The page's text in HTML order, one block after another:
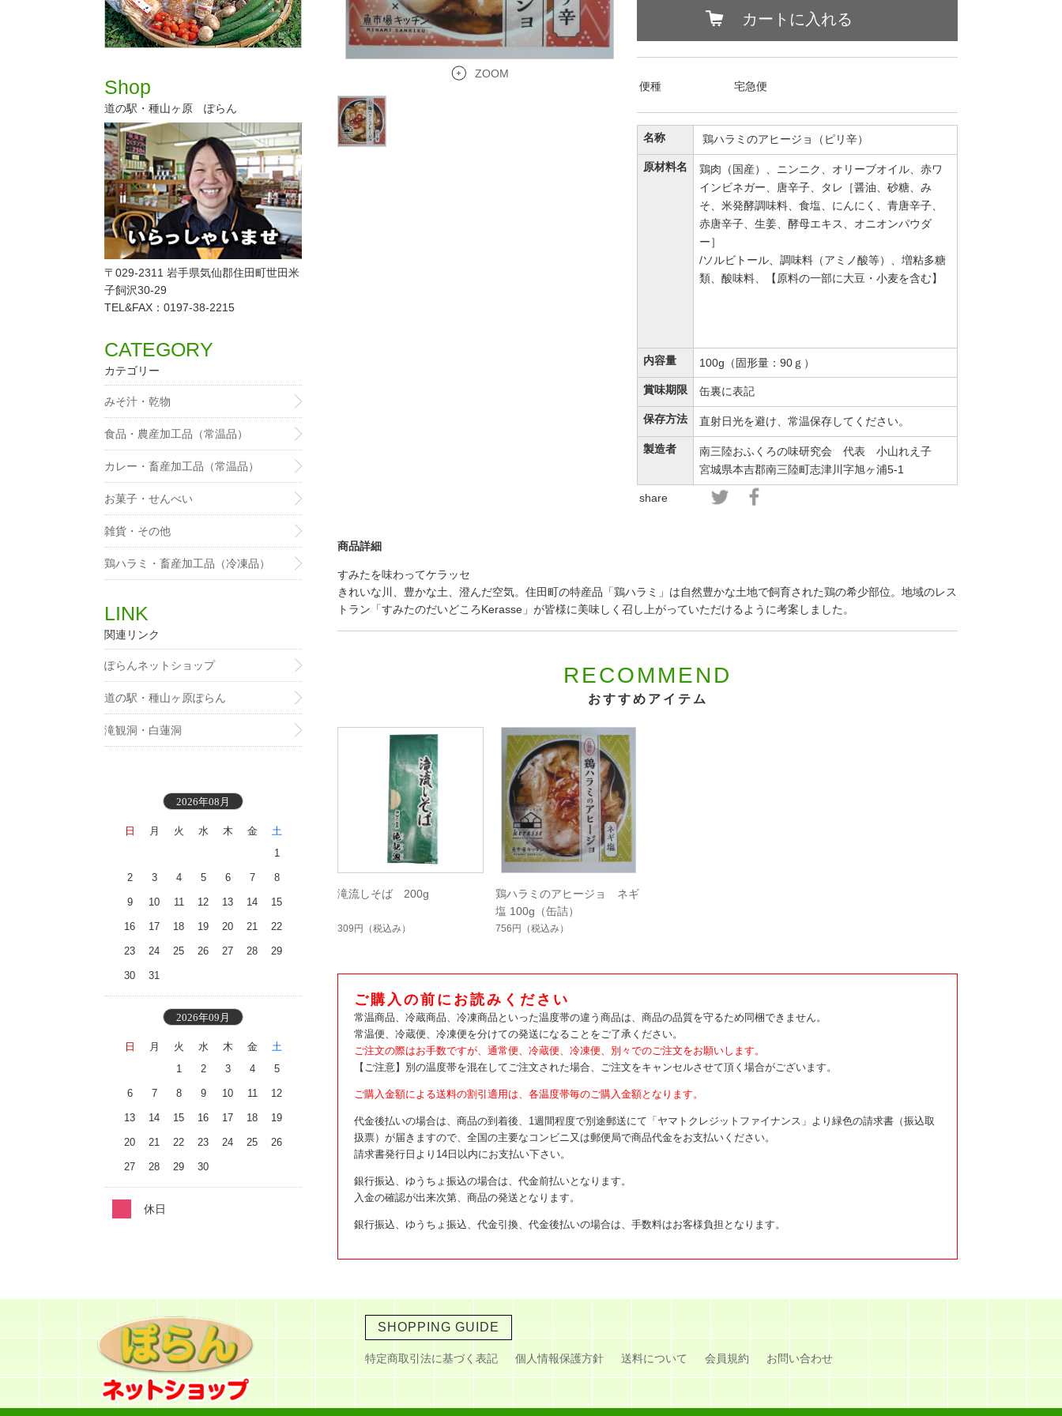
ZOOM
カートに入れる
便種 宅急便
名称 鶏ハラミのアヒージョ（ピリ辛）
原材料名
鶏肉（国産）、ニンニク、オリーブオイル、赤ワ
インビネガー、唐辛子、タレ［醤油、砂糖、み
そ、米発酵調味料、食塩、にんにく、青唐辛子、
赤唐辛子、生姜、酵母エキス、オニオンパウダ
ー］
/ソルビトール、調味料（アミノ酸等）、増粘多糖
類、酸味料、【原料の一部に大豆・小麦を含む】
内容量 100g（固形量：90ｇ）
賞味期限 缶裏に表記
保存方法 直射日光を避け、常温保存してください。
製造者 南三陸おふくろの味研究会 代表 小山れえ子
宮城県本吉郡南三陸町志津川字旭ヶ浦5-1
share
商品詳細
すみたを味わってケラッセ
きれいな川、豊かな土、澄んだ空気。住田町の特産品「鶏ハラミ」は自然豊かな土地で飼育された鶏の希少部位。地域のレス
トラン「すみたのだいどころKerasse」が皆様に美味しく召し上がっていただけるように考案しました。
RECOMMEND
おすすめアイテム
滝流しそば 200g
309円 （税込み）
鶏ハラミのアヒージョ ネギ
塩 100g（缶詰）
756円 （税込み）
ご購入の前にお読みください
常温商品、冷蔵商品、冷凍商品といった温度帯の違う商品は、商品の品質を守るため同梱できません。
常温便、冷蔵便、冷凍便を分けての発送になることをご了承ください。
ご注文の際はお手数ですが、通常便、冷蔵便、冷凍便、別々でのご注文をお願いします。
【ご注意】別の温度帯を混在してご注文された場合、ご注文をキャンセルさせて頂く場合がございます。
ご購入金額による送料の割引適用は、各温度帯毎のご購入金額となります。
代金後払いの場合は、商品の到着後、1週間程度で別途郵送にて「ヤマトクレジットファイナンス」より緑色の請求書（振込取
扱票）が届きますので、全国の主要なコンビニ又は郵便局で商品代金をお支払いください。
請求書発行日より14日以内にお支払い下さい。
銀行振込、ゆうちょ振込の場合は、代金前払いとなります。
入金の確認が出来次第、商品の発送となります。
銀行振込、ゆうちょ振込、代金引換、代金後払いの場合は、手数料はお客様負担となります。
Shop
道の駅・種山ヶ原 ぽらん
〒029-2311 岩手県気仙郡住田町世田米
子飼沢30-29
TEL&FAX：0197-38-2215
CATEGORY
カテゴリー
みそ汁・乾物
食品・農産加工品（常温品）
カレー・畜産加工品（常温品）
お菓子・せんべい
雑貨・その他
鶏ハラミ・畜産加工品（冷凍品）
LINK
関連リンク
ぽらんネットショップ
道の駅・種山ヶ原ぽらん
滝観洞・白蓮洞
2026年08月
日 月 火 水 木 金
土
1
2 3 4 5 6 7 8
9 10 11 12 13 14 15
16 17 18 19 20 21 22
23 24 25 26 27 28 29
30 31
2026年09月
日 月 火 水 木 金
土
1
2 3 4 5
6 7 8 9 10 11 12
13 14 15 16 17 18 19
20 21 22 23 24 25 26
27 28 29 30
休日
SHOPPING GUIDE
特定商取引法に基づく表記 個人情報保護方針 送料について 会員規約 お問い合わせ